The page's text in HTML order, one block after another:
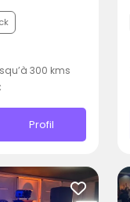
300 kms
Profil